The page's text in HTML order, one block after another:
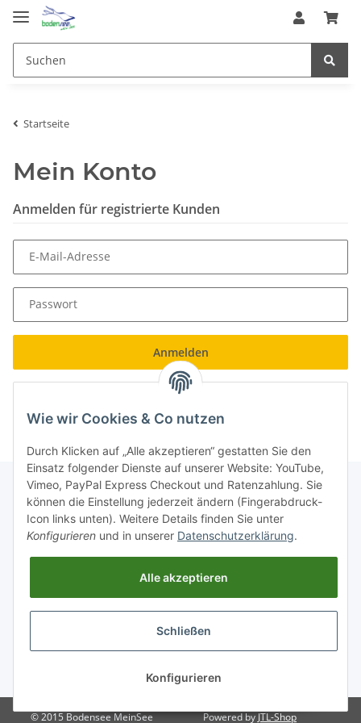
Startseite
Mein Konto
Anmelden für registrierte Kunden
E-Mail-Adresse
Passwort
Anmelden
Passwort vergessen
Informationen
* Alle Preise inkl. gesetzlicher USt., zzgl.Versand
© 2015 Bodensee MeinSee Powered by JTL-Shop
Wie wir Cookies & Co nutzen
Durch Klicken auf „Alle akzeptieren“ gestatten Sie den
Einsatz folgender Dienste auf unserer Website: YouTube,
Vimeo, PayPal Express Checkout und Ratenzahlung. Sie
können die Einstellung jederzeit ändern (Fingerabdruck-
Icon links unten). Weitere Details finden Sie unter
Konfigurieren und in unserer Datenschutzerklärung.
Alle akzeptieren
Schließen
Konfigurieren